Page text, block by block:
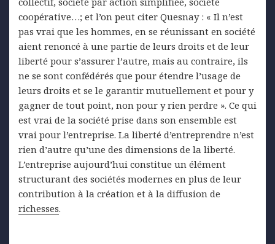
coopérative…; et l’on peut citer Quesnay : « Il n’est
pas vrai que les hommes, en se réunissant en société
aient renoncé à une partie de leurs droits et de leur
liberté pour s’assurer l’autre, mais au contraire, ils
ne se sont confédérés que pour étendre l’usage de
leurs droits et se le garantir mutuellement et pour y
gagner de tout point, non pour y rien perdre ». Ce qui
est vrai de la société prise dans son ensemble est
vrai pour l’entreprise. La liberté d’entreprendre n’est
rien d’autre qu’une des dimensions de la liberté.
L’entreprise aujourd’hui constitue un élément
structurant des sociétés modernes en plus de leur
contribution à la création et à la diffusion de
richesses.